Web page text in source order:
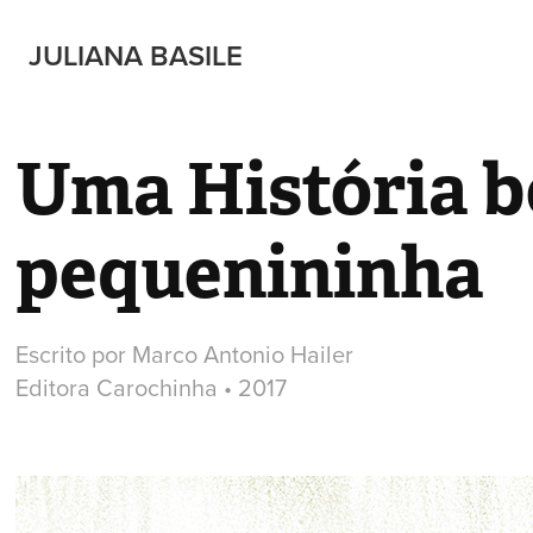
JULIANA BASILE
Uma História
pequenininha
Escrito por Marco Antonio Hailer
Editora Carochinha • 2017